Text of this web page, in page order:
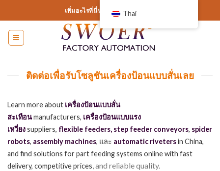
เนื้อหา
เพิ่มอะไรที่นี่หรือเพียงแค่ลบออก...
ติดต่อเพื่อรับโซลูชันเครื่องป้อนแบบสั่นเลย
Learn more about เครื่องป้อนแบบสั่น
สะเทือนmanufacturers, เครื่องป้อนแบบแรง
เหวี่ยงsuppliers, flexible feeders, step feeder conveyors, spider
robots, assembly machines, และ automatic rivetersin China,
and find solutions for part feeding systems online with fast
delivery, competitive prices , and reliable quality.
Thai